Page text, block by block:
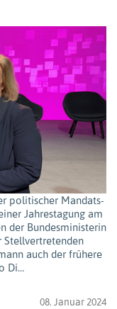
politischer Mandats-
Jahrestagung am
der Bundesministerin
Stellvertretenden
auch der frühere
Di…
08. Januar 2024